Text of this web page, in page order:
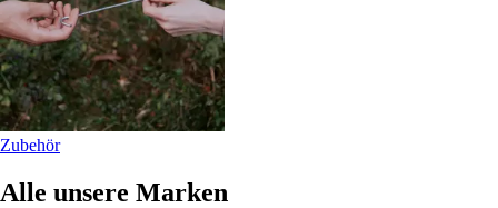
Zubehör
Alle unsere Marken